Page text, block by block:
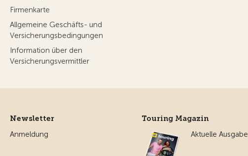
Firmenkarte
Allgemeine Geschäfts- und
Versicherungsbedingungen
Information über den
Versicherungsvermittler
Newsletter
Anmeldung
Touring Magazin
Aktuelle Ausgabe